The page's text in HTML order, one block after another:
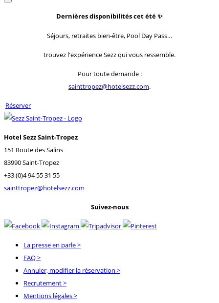
Dernières disponibilités cet été ✨
Séjours, retraites bien-être, Pool Day Pass…
trouvez l'expérience Sezz qui vous ressemble.
Pour toute demande :
sainttropez@hotelsezz.com.
Réserver
Hotel Sezz Saint-Tropez
151 Route des Salins
83990 Saint-Tropez
+33 (0)4 94 55 31 55
sainttropez@hotelsezz.com
Suivez-nous
La presse en parle>
FAQ>
Annuler, modifier la réservation >
Recrutement>
Mentions légales>